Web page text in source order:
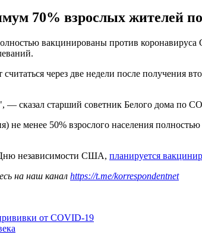
70% взрослых жителей
вакцинированы против коронавируса
через две недели после получения
сказал старший советник Белого дома по
менее 50% взрослого населения
Дню независимости США, планируется
на наш канал https://t.me/korrespondentnet
от COVID-19